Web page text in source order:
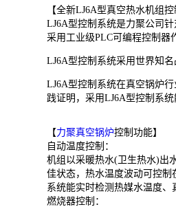
【全新LJ6A型真空热水机组
LJ6A型控制系统是力聚公司
采用工业级PLC可编程控制器
LJ6A型控制系统采用世界知
LJ6A型控制系统在真空锅炉
践证明，采用LJ6A型控制系
【力聚真空锅炉控制功能】
自动温度控制：
机组以采暖热水(卫生热水)出
佳状态，热水温度波动可控制
系统能实时检测热媒水温度
燃烧器控制：